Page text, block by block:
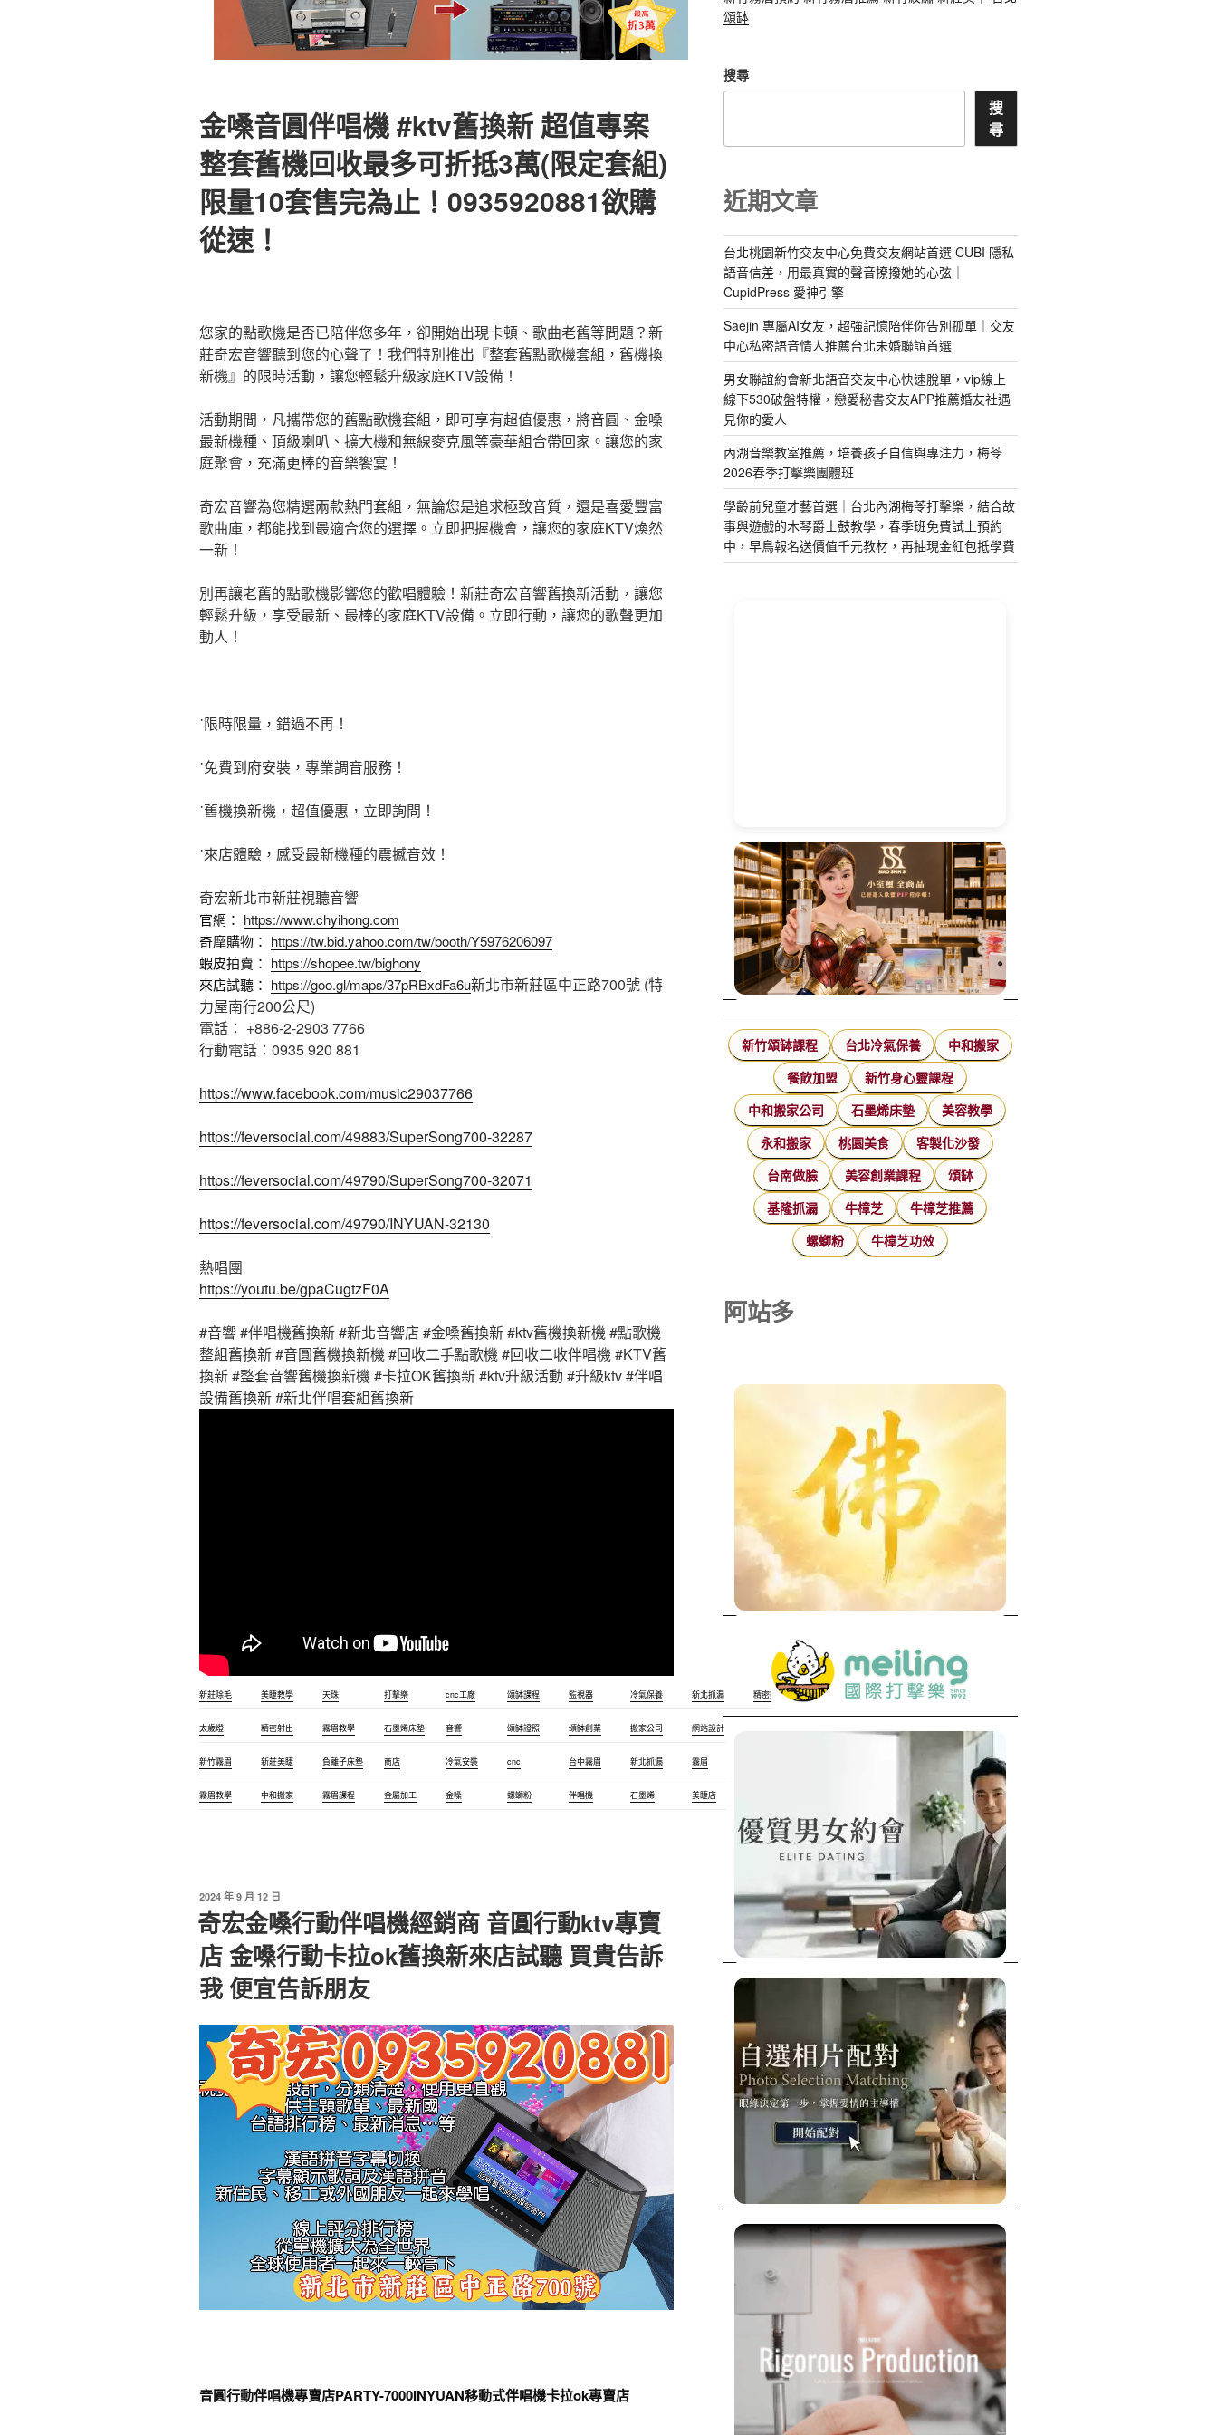
金嗓音圓伴唱機 #ktv舊換新 超值專案
整套舊機回收最多可折抵3萬(限定套組)
限量10套售完為止！0935920881欲購
從速！
您家的點歌機是否已陪伴您多年，卻開始出現卡頓、歌曲老舊等問題？新
莊奇宏音響聽到您的心聲了！我們特別推出『整套舊點歌機套組，舊機換
新機』的限時活動，讓您輕鬆升級家庭KTV設備！
活動期間，凡攜帶您的舊點歌機套組，即可享有超值優惠，將音圓、金嗓
最新機種、頂級喇叭、擴大機和無線麥克風等豪華組合帶回家。讓您的家
庭聚會，充滿更棒的音樂饗宴！
奇宏音響為您精選兩款熱門套組，無論您是追求極致音質，還是喜愛豐富
歌曲庫，都能找到最適合您的選擇。立即把握機會，讓您的家庭KTV煥然
一新！
別再讓老舊的點歌機影響您的歡唱體驗！新莊奇宏音響舊換新活動，讓您
輕鬆升級，享受最新、最棒的家庭KTV設備。立即行動，讓您的歌聲更加
動人！
˙限時限量，錯過不再！
˙免費到府安裝，專業調音服務！
˙舊機換新機，超值優惠，立即詢問！
˙來店體驗，感受最新機種的震撼音效！
奇宏新北市新莊視聽音響
官網： https://www.chyihong.com
奇摩購物： https://tw.bid.yahoo.com/tw/booth/Y5976206097
蝦皮拍賣： https://shopee.tw/bighony
來店試聽： https://goo.gl/maps/37pRBxdFa6u新北市新莊區中正路700號 (特
力屋南行200公尺)
電話： +886-2-2903 7766
行動電話：0935 920 881
https://www.facebook.com/music29037766
https://feversocial.com/49883/SuperSong700-32287
https://feversocial.com/49790/SuperSong700-32071
https://feversocial.com/49790/INYUAN-32130
熱唱團
https://youtu.be/gpaCugtzF0A
#音響 #伴唱機舊換新 #新北音響店 #金嗓舊換新 #ktv舊機換新機 #點歌機
整組舊換新 #音圓舊機換新機 #回收二手點歌機 #回收二收伴唱機 #KTV舊
換新 #整套音響舊機換新機 #卡拉OK舊換新 #ktv升級活動 #升級ktv #伴唱
設備舊換新 #新北伴唱套組舊換新
新莊除毛 美睫教學 天珠 打擊樂 cnc工廠 頌缽課程 監視器 冷氣保養 新北抓漏 精密鋼模 音圓
太歲燈 精密射出 霧眉教學 石墨烯床墊 音響 頌缽證照 頌缽創業 搬家公司 網站設計
新竹霧眉 新莊美睫 負離子床墊 商店 冷氣安裝 cnc 台中霧眉 新北抓漏 霧眉
霧眉教學 中和搬家 霧眉課程 金屬加工 金嗓 螺螄粉 伴唱機 石墨烯 美睫店
2024 年 9 月 12 日
奇宏金嗓行動伴唱機經銷商 音圓行動ktv專賣
店 金嗓行動卡拉ok舊換新來店試聽 買貴告訴
我 便宜告訴朋友
音圓行動伴唱機專賣店PARTY-7000INYUAN移動式伴唱機卡拉ok專賣店
頌缽
搜尋
搜
尋
近期文章
台北桃園新竹交友中心免費交友網站首選 CUBI 隱私
語音信差，用最真實的聲音撩撥她的心弦｜
CupidPress 愛神引擎
Saejin 專屬AI女友，超強記憶陪伴你告別孤單｜交友
中心私密語音情人推薦台北未婚聯誼首選
男女聯誼約會新北語音交友中心快速脫單，vip線上
線下530破盤特權，戀愛秘書交友APP推薦婚友社遇
見你的愛人
內湖音樂教室推薦，培養孩子自信與專注力，梅苓
2026春季打擊樂團體班
學齡前兒童才藝首選｜台北內湖梅苓打擊樂，結合故
事與遊戲的木琴爵士鼓教學，春季班免費試上預約
中，早鳥報名送價值千元教材，再抽現金紅包抵學費
新竹頌缽課程 台北冷氣保養 中和搬家
餐飲加盟 新竹身心靈課程
中和搬家公司 石墨烯床墊 美容教學
永和搬家 桃園美食 客製化沙發
台南做臉 美容創業課程 頌缽
基隆抓漏 牛樟芝 牛樟芝推薦
螺螄粉 牛樟芝功效
阿站多